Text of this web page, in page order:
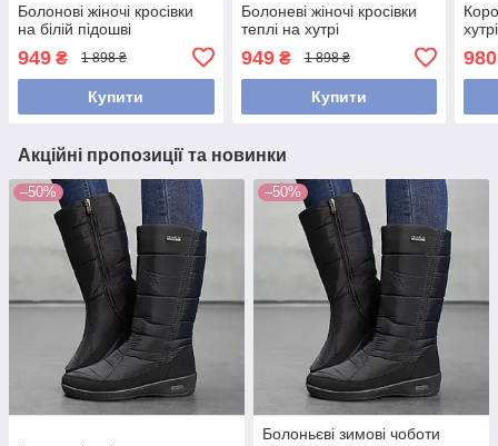
Болонові жіночі кросівки
на білій підошві
949 ₴ 1 898 ₴
Купити
Болоневі жіночі кросівки
теплі на хутрі
949₴ 1 898 ₴
Купити
хутрі
980
Акційні пропозиції та новинки
–50% –50%
Болоньєві зимові чоботи